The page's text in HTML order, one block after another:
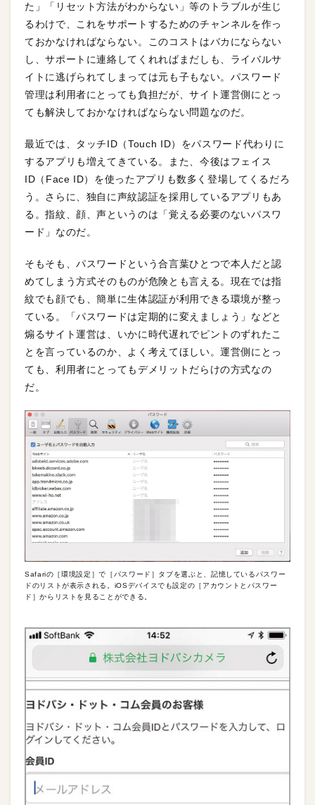
た」「リセット方法がわからない」等のトラブルが生じ
るわけで、これをサポートするためのチャンネルを作っ
ておかなければならない。このコストはバカにならない
し、サポートに連絡してくれればまだしも、ライバルサ
イトに逃げられてしまっては元も子もない。パスワード
管理は利用者にとっても負担だが、サイト運営側にとっ
ても解決しておかなければならない問題なのだ。
最近では、タッチID（Touch ID）をパスワード代わりに
するアプリも増えてきている。また、今後はフェイス
ID（Face ID）を使ったアプリも数多く登場してくるだろ
う。さらに、独自に声紋認証を採用しているアプリもあ
る。指紋、顔、声というのは「覚える必要のないパスワ
ード」なのだ。
そもそも、パスワードという合言葉ひとつで本人だと認
めてしまう方式そのものが危険とも言える。現在では指
紋でも顔でも、簡単に生体認証が利用できる環境が整っ
ている。「パスワードは定期的に変えましょう」などと
煽るサイト運営は、いかに時代遅れでピントのずれたこ
とを言っているのか、よく考えてほしい。運営側にとっ
ても、利用者にとってもデメリットだらけの方式なの
だ。
Safariの［環境設定］で［パスワード］タブを選ぶと、記憶しているパスワー
ドのリストが表示される。iOSデバイスでも設定の［アカウントとパスワー
ド］からリストを見ることができる。